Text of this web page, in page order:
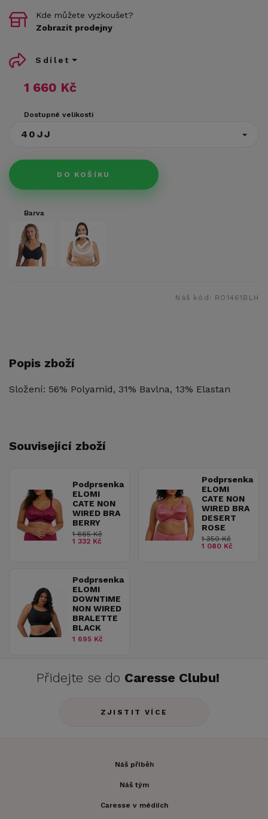
1 660 Kč
Dostupné velikosti
40JJ
DO KOŠÍKU
Kde můžete vyzkoušet?
Zobrazit prodejny
Sdílet
Barva
Náš kód: RO1461BLH
Popis zboží
Složení: 56% Polyamid, 31% Bavlna, 13% Elastan
Související zboží
Podprsenka
ELOMI
CATE NON
WIRED BRA
BERRY
1 665 Kč
1 332 Kč
Podprsenka
ELOMI
CATE NON
WIRED BRA
DESERT
ROSE
1 350 Kč
1 080 Kč
Podprsenka
ELOMI
DOWNTIME
NON WIRED
BRALETTE
BLACK
1 695 Kč
Přidejte se do Caresse Clubu!
ZJISTIT VÍCE
Náš příběh
Náš tým
Caresse v médiích